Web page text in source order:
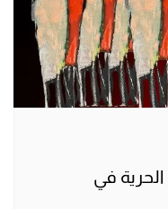
الحرية في